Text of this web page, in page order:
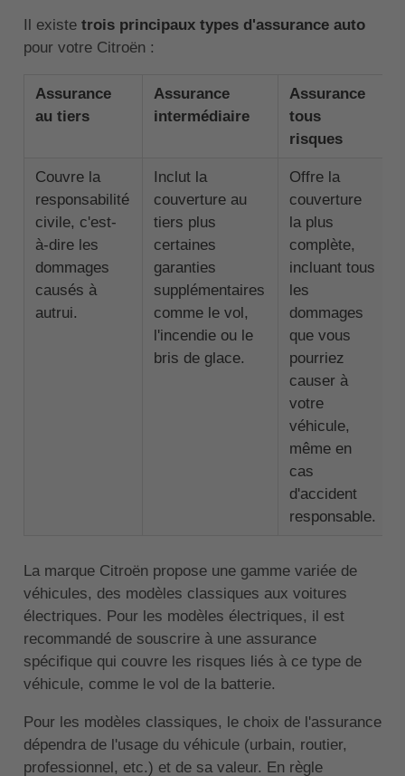
Il existe trois principaux types d'assurance auto
pour votre Citroën :
Assurance
au tiers
Assurance
intermédiaire
Assurance
tous
risques
Couvre la
responsabilité
civile, c'est-
à-dire les
dommages
causés à
autrui.
Inclut la
couverture au
tiers plus
certaines
garanties
supplémentaires
comme le vol,
l'incendie ou le
bris de glace.
Offre la
couverture
la plus
complète,
incluant tous
les
dommages
que vous
pourriez
causer à
votre
véhicule,
même en
cas
d'accident
responsable.
La marque Citroën propose une gamme variée de
véhicules, des modèles classiques aux voitures
électriques. Pour les modèles électriques, il est
recommandé de souscrire à une assurance
spécifique qui couvre les risques liés à ce type de
véhicule, comme le vol de la batterie.
Pour les modèles classiques, le choix de l'assurance
dépendra de l'usage du véhicule (urbain, routier,
professionnel, etc.) et de sa valeur. En règle